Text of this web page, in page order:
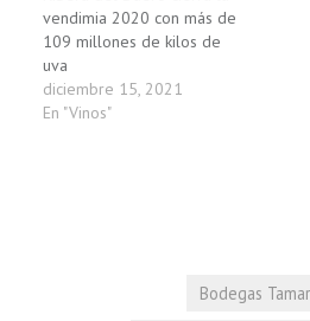
vendimia 2020 con más de
109 millones de kilos de
uva
diciembre 15, 2021
En "Vinos"
Bodegas